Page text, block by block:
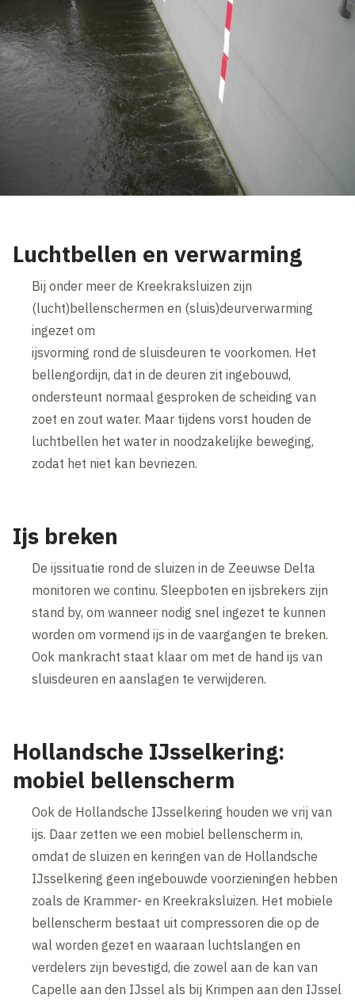
Luchtbellen en verwarming
Bij onder meer de Kreekraksluizen zijn
(lucht)bellenschermen en (sluis)deurverwarming
ingezet om
ijsvorming rond de sluisdeuren te voorkomen. Het
bellengordijn, dat in de deuren zit ingebouwd,
ondersteunt normaal gesproken de scheiding van
zoet en zout water. Maar tijdens vorst houden de
luchtbellen het water in noodzakelijke beweging,
zodat het niet kan bevriezen.
Ijs breken
De ijssituatie rond de sluizen in de Zeeuwse Delta
monitoren we continu. Sleepboten en ijsbrekers zijn
stand by, om wanneer nodig snel ingezet te kunnen
worden om vormend ijs in de vaargangen te breken.
Ook mankracht staat klaar om met de hand ijs van
sluisdeuren en aanslagen te verwijderen.
Hollandsche IJsselkering:
mobiel bellenscherm
Ook de Hollandsche IJsselkering houden we vrij van
ijs. Daar zetten we een mobiel bellenscherm in,
omdat de sluizen en keringen van de Hollandsche
IJsselkering geen ingebouwde voorzieningen hebben
zoals de Krammer- en Kreekraksluizen. Het mobiele
bellenscherm bestaat uit compressoren die op de
wal worden gezet en waaraan luchtslangen en
verdelers zijn bevestigd, die zowel aan de kan van
Capelle aan den IJssel als bij Krimpen aan den IJssel